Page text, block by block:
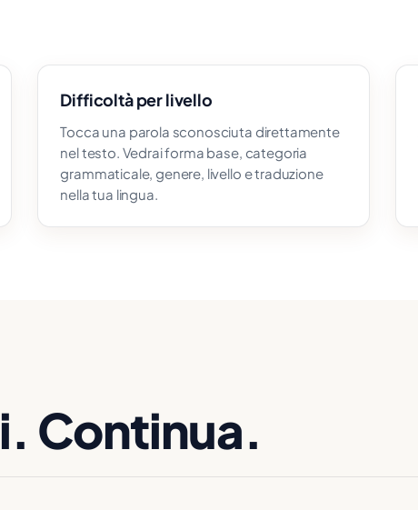
Difficoltà per livello
Tocca una parola sconosciuta direttamente
nel testo. Vedrai forma base, categoria
grammaticale, genere, livello e traduzione
nella tua lingua.
Continua.